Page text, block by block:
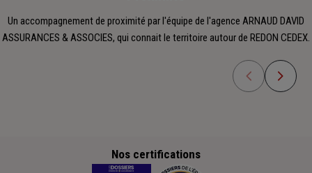
Un accompagnement de proximité par l'équipe de l'agence ARNAUD DAVID
ASSURANCES & ASSOCIES, qui connait le territoire autour de REDON CEDEX.
Nos certifications